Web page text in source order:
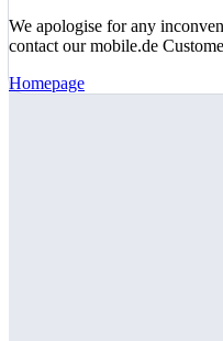
We apologise for any
contact our mobile.de
Homepage